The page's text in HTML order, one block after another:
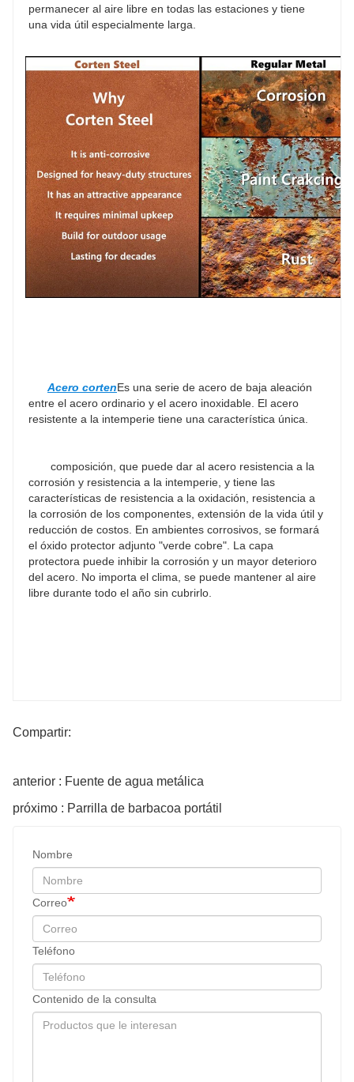
permanecer al aire libre en todas las estaciones y tiene
una vida útil especialmente larga.
Acero cortenEs una serie de acero de baja aleación
entre el acero ordinario y el acero inoxidable. El acero
resistente a la intemperie tiene una característica única.
composición, que puede dar al acero resistencia a la
corrosión y resistencia a la intemperie, y tiene las
características de resistencia a la oxidación, resistencia a
la corrosión de los componentes, extensión de la vida útil y
reducción de costos. En ambientes corrosivos, se formará
el óxido protector adjunto "verde cobre". La capa
protectora puede inhibir la corrosión y un mayor deterioro
del acero. No importa el clima, se puede mantener al aire
libre durante todo el año sin cubrirlo.
Compartir:
anterior : Fuente de agua metálica
próximo : Parrilla de barbacoa portátil
Nombre
Correo
Teléfono
Contenido de la consulta